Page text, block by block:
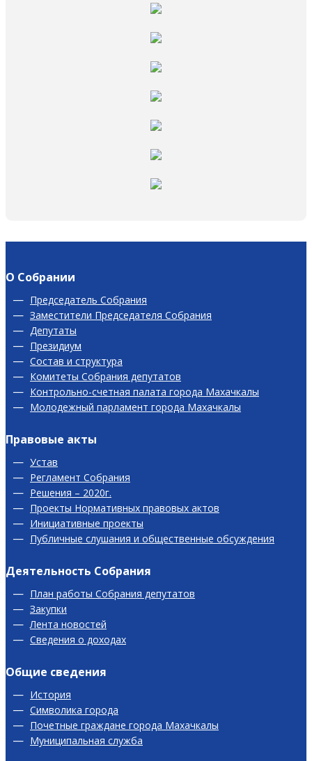
О Собрании
Председатель Собрания
Заместители Председателя Собрания
Депутаты
Президиум
Состав и структура
Комитеты Собрания депутатов
Контрольно-счетная палата города Махачкалы
Молодежный парламент города Махачкалы
Правовые акты
Устав
Регламент Собрания
Решения – 2020г.
Проекты Нормативных правовых актов
Инициативные проекты
Публичные слушания и общественные обсуждения
Деятельность Собрания
План работы Собрания депутатов
Закупки
Лента новостей
Сведения о доходах
Общие сведения
История
Символика города
Почетные граждане города Махачкалы
Муниципальная служба